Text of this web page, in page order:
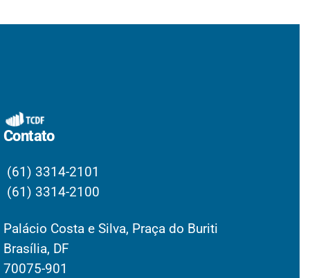
Contato
(61) 3314-2101
(61) 3314-2100
Palácio Costa e Silva, Praça do Buriti
Brasília, DF
70075-901